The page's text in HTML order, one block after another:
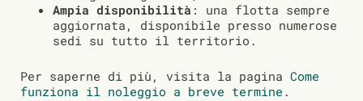
Ampia disponibilità : una flotta sempre
aggiornata, disponibile presso numerose
sedi su tutto il territorio.
Per saperne di più, visita la pagina Come
funziona il noleggio a breve termine .